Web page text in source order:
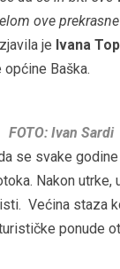
ove
je Ivana
Baška.
FOTO: Ivan Sardi
se svake
Nakon utrke,
Većina staza
ponude